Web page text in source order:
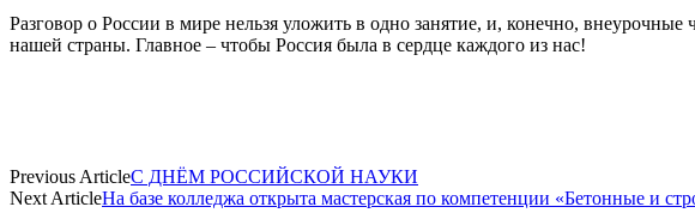
Разговор о России в мире нельзя уложить в одно занятие, и, конечно,
нашей страны. Главное – чтобы Россия была в сердце каждого из нас!
Previous ArticleС ДНЁМ РОССИЙСКОЙ НАУКИ
Next ArticleНа базе колледжа открыта мастерская по компетенции «Бетонные и